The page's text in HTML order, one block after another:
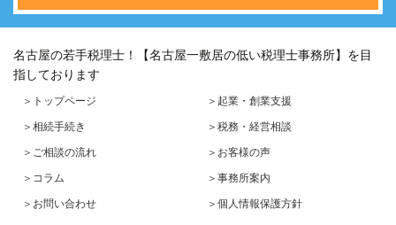
名古屋の若手税理士！【名古屋一敷居の低い税理士事務所】を目
指しております
＞トップページ ＞起業・創業支援
＞相続手続き ＞税務・経営相談
＞ご相談の流れ ＞お客様の声
＞コラム ＞事務所案内
＞お問い合わせ ＞個人情報保護方針